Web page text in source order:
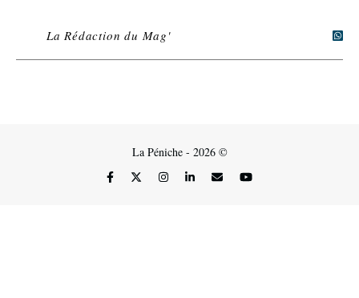
La Rédaction du Mag'
La Péniche - 2026 ©